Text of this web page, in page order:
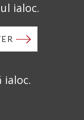
ialoc.
ialoc.